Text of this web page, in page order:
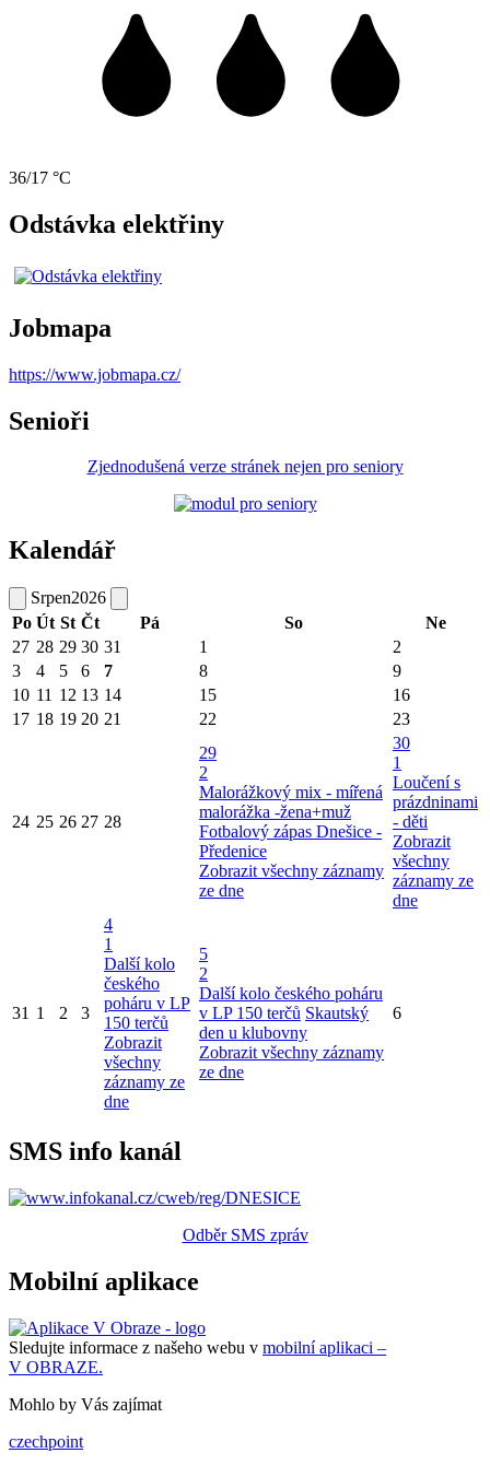
36/17 °C
Odstávka elektřiny
Jobmapa
https://www.jobmapa.cz/
Senioři
Zjednodušená verze stránek nejen pro seniory
Kalendář
Srpen2026
Po Út St Čt Pá So
Ne
27 28 29 30 31 1
2
3
4 5 6 7 8
9
10 11 12 13 14 15
16
17 18 19 20 21 22 23
24 25 26 27 28
29
2
Malorážkový mix - mířená
malorážka -žena+muž
Fotbalový zápas Dnešice -
Předenice
Zobrazit všechny záznamy
ze dne
30
1
Loučení s
prázdninami
- děti
Zobrazit
všechny
záznamy ze
dne
31 1 2 3
4
1
Další kolo
českého
poháru v LP
150 terčů
Zobrazit
všechny
záznamy ze
dne
5
2
Další kolo českého poháru
v LP 150 terčů Skautský
den u klubovny
Zobrazit všechny záznamy
ze dne
6
SMS info kanál
Odběr SMS zpráv
Mobilní aplikace
Sledujte informace z našeho webu v mobilní aplikaci –
V OBRAZE.
Mohlo by Vás zajímat
czechpoint